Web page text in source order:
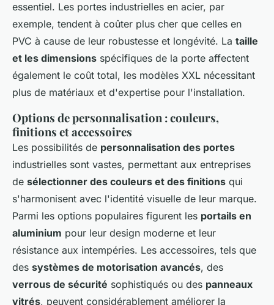
essentiel. Les portes industrielles en acier, par
exemple, tendent à coûter plus cher que celles en
PVC à cause de leur robustesse et longévité. La taille
et les dimensions spécifiques de la porte affectent
également le coût total, les modèles XXL nécessitant
plus de matériaux et d'expertise pour l'installation.
Options de personnalisation : couleurs,
finitions et accessoires
Les possibilités de personnalisation des portes
industrielles sont vastes, permettant aux entreprises
de sélectionner des couleurs et des finitions qui
s'harmonisent avec l'identité visuelle de leur marque.
Parmi les options populaires figurent les portails en
aluminium pour leur design moderne et leur
résistance aux intempéries. Les accessoires, tels que
des systèmes de motorisation avancés, des
verrous de sécurité sophistiqués ou des panneaux
vitrés, peuvent considérablement améliorer la